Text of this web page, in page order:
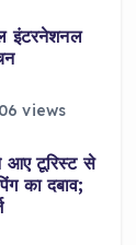
इंटरनेशनल
views
टूरिस्ट से
का दबाव;